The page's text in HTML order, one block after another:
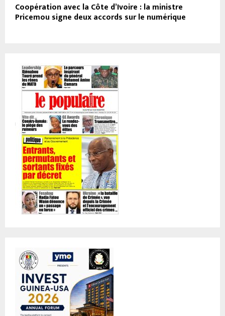
Coopération avec la Côte d’Ivoire : la ministre
Pricemou signe deux accords sur le numérique